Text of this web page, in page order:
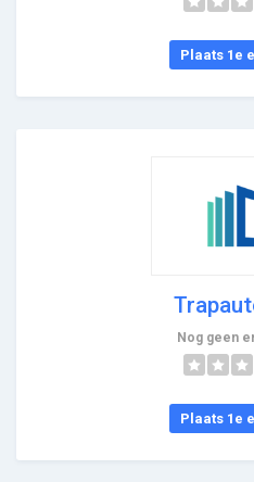
Plaats 1e
Nog geen
Plaats 1e